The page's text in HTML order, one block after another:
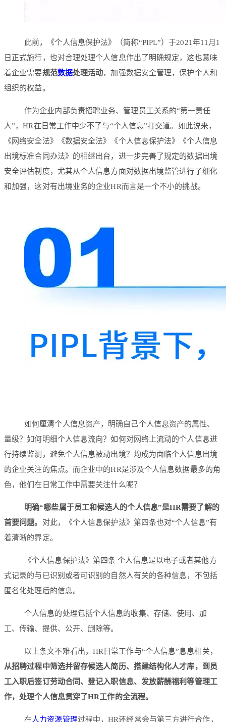
此前，《个人信息保护法》（简称“PIPL”）于2021年11月1
日正式施行，也对合理处理个人信息作出了明确规定，这也意味
着企业需要规范数据处理活动，加强数据安全管理，保护个人和
组织的权益。
作为企业内部负责招聘业务、管理员工关系的“第一责任
人”，HR在日常工作中少不了与“个人信息”打交道。如此说来，
《网络安全法》《数据安全法》《个人信息保护法》《个人信息
出境标准合同办法》的相继出台，进一步完善了规定的数据出境
安全评估制度，尤其从个人信息方面对数据出境监管进行了细化
和加强，这对有出境业务的企业HR而言是一个不小的挑战。
如何厘清个人信息资产，明确自己个人信息资产的属性、
量级？如何明细个人信息流向？如何对网络上流动的个人信息进
行持续监测，避免个人信息被动出境？均成为面临个人信息出境
的企业关注的焦点。而企业中的HR是涉及个人信息数据最多的角
色，他们在日常工作中需要关注什么呢？
明确“哪些属于员工和候选人的个人信息”是HR需要了解的
首要问题。 对此，《个人信息保护法》第四条也对“个人信息”有
着清晰的界定。
《个人信息保护法》第四条 个人信息是以电子或者其他方
式记录的与已识别或者可识别的自然人有关的各种信息，不包括
匿名化处理后的信息。
个人信息的处理包括个人信息的收集、存储、使用、加
工、传输、提供、公开、删除等。
以上条文不难看出，HR日常工作与“个人信息”息息相关，
从招聘过程中筛选并留存候选人简历、搭建结构化人才库，到员
工入职后签订劳动合同、登记入职信息、发放薪酬福利等管理工
作，处理个人信息贯穿了HR工作的全流程。
在人力资源管理过程中，HR还经常会与第三方进行合作，